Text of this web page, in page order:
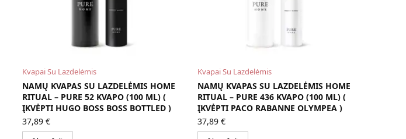
Kvapai Su Lazdelėmis
NAMŲ KVAPAS SU LAZDELĖMIS HOME
RITUAL – PURE 52 KVAPO (100 ML) (
ĮKVĖPTI HUGO BOSS BOSS BOTTLED )
37,89 €
Kvapai Su Lazdelėmis
NAMŲ KVAPAS SU LAZDELĖMIS HOME
RITUAL – PURE 436 KVAPO (100 ML) (
ĮKVĖPTI PACO RABANNE OLYMPEA )
37,89 €